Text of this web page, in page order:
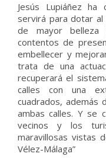
Jesús Lupiáñez
servirá para dotar al
de mayor belleza
contentos de
embellecer y
trata de una
recuperará el
calles con una
cuadrados, además
ambas calles. Y se
vecinos y los
maravillosas vistas
Vélez-Málaga”